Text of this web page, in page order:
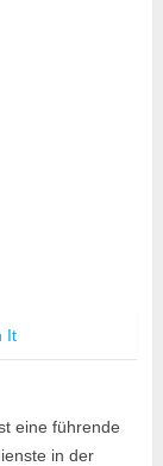
It
eine führende
in der